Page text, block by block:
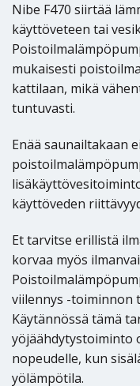
Nibe F470 siirtää
käyttöveteen tai
mukaisesti
kattilaan, mikä
tuntuvasti.
Enää saunailtakaan
käyttöveden
Et tarvitse erillistä
korvaa myös
viilennys -toiminnon
Käytännössä tämä
yöjäähdytystoiminto
nopeudelle, kun
yölämpötila.